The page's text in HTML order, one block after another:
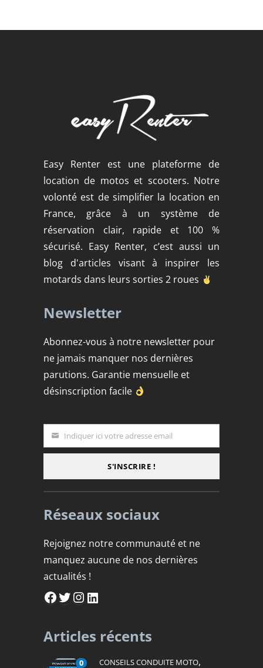
Easy Renter est une plateforme de
location de motos et scooters. Notre
volonté est de simplifier la location en
France, grâce à un système de
réservation clair, rapide et 100 %
sécurisé. Easy Renter, c’est aussi un
blog d'articles visant à inspirer les
motards dans leurs sorties 2 roues
Newsletter
Abonnez-vous à notre newsletter pour
ne jamais manquer nos dernières
parutions. Garantie mensuelle et
désinscription facile
EmailIndiquer ici votre adresse email
S'INSCRIRE !
Réseaux sociaux
Rejoignez notre communauté et ne
manquez aucune de nos dernières
actualités !
Facebook
Twitter
Instagram
Articles récents
0 CONSEILS CONDUITE MOTO,